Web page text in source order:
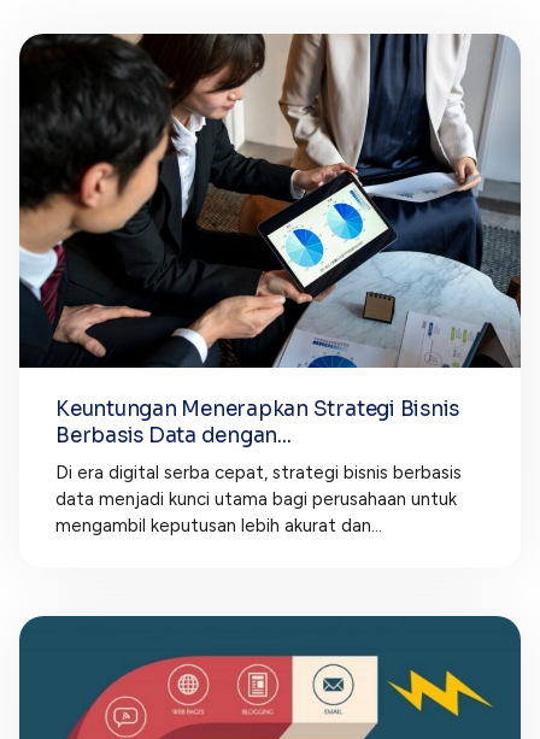
Keuntungan Menerapkan Strategi Bisnis
Berbasis Data dengan...
Di era digital serba cepat, strategi bisnis berbasis
data menjadi kunci utama bagi perusahaan untuk
mengambil keputusan lebih akurat dan...